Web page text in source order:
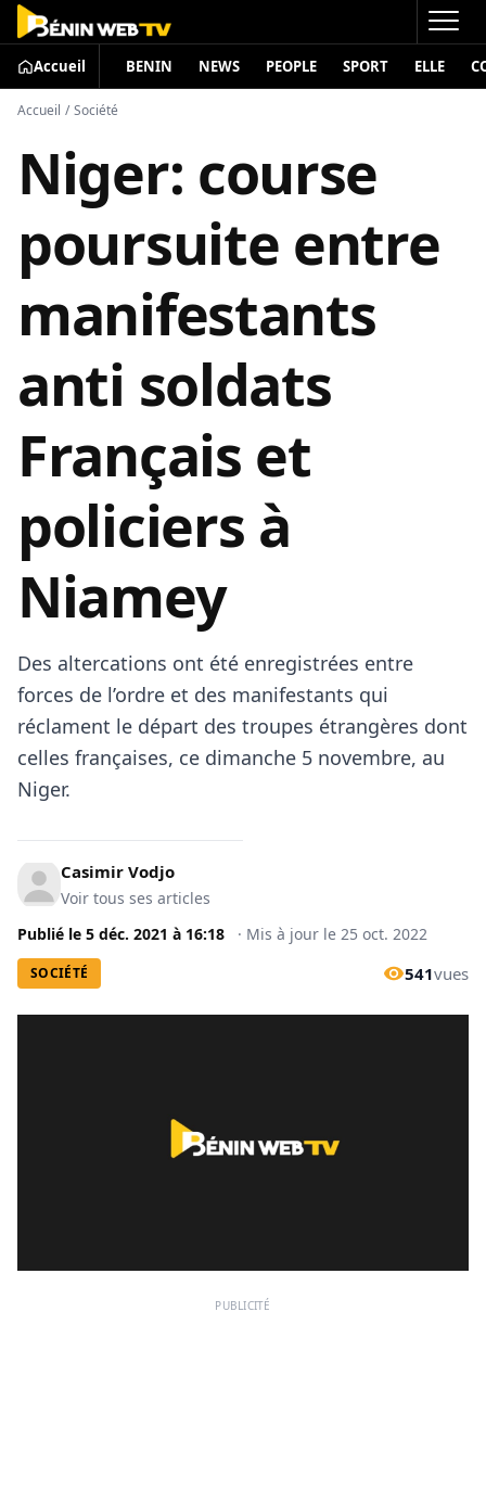
Accueil BENIN NEWS PEOPLE SPORT ELLE
Accueil / Société
Niger: course
poursuite entre
manifestants
anti soldats
Français et
policiers à
Niamey
Des altercations ont été enregistrées entre
forces de l’ordre et des manifestants qui
réclament le départ des troupes étrangères dont
celles françaises, ce dimanche 5 novembre, au
Niger.
Casimir Vodjo
Voir tous ses articles
Publié le 5 déc. 2021 à 16:18 · Mis à jour le 25 oct. 2022
SOCIÉTÉ 541vues
PUBLICITÉ